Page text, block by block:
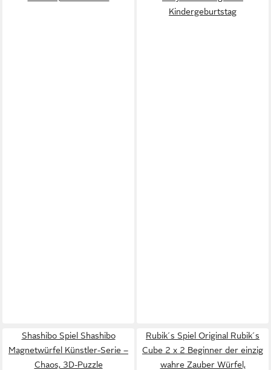
Kindergeburtstag
Shashibo Spiel Shashibo
Magnetwürfel Künstler-Serie –
Chaos, 3D-Puzzle
Rubik´s Spiel Original Rubik´s
Cube 2 x 2 Beginner der einzig
wahre Zauber Würfel,